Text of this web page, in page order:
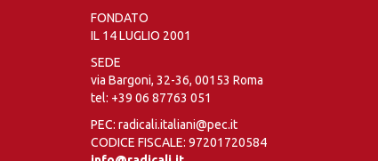
FONDATO
IL 14 LUGLIO 2001
SEDE
via Bargoni, 32-36, 00153 Roma
tel: +39 06 87763 051
PEC: radicali.italiani@pec.it
CODICE FISCALE: 97201720584